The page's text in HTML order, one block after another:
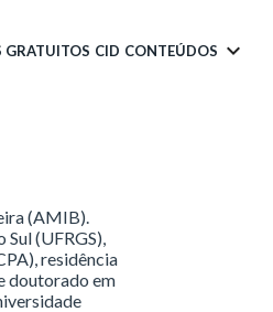
GRATUITOS CID CONTEÚDOS
(AMIB).
(UFRGS),
residência
doutorado em